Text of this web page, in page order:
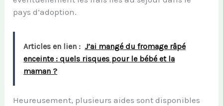
pays d’adoption.
Articles en lien : J’ai mangé du fromage râpé
enceinte : quels risques pour le bébé et la
maman ?
Heureusement, plusieurs aides sont disponibles